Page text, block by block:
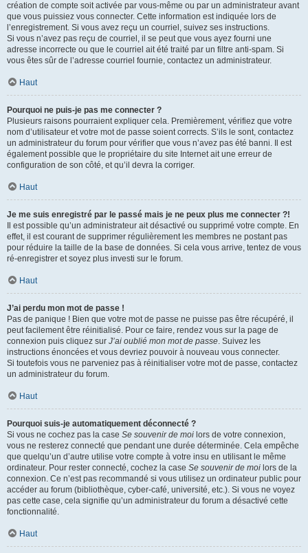
création de compte soit activée par vous-même ou par un administrateur avant
que vous puissiez vous connecter. Cette information est indiquée lors de
l’enregistrement. Si vous avez reçu un courriel, suivez ses instructions.
Si vous n’avez pas reçu de courriel, il se peut que vous ayez fourni une
adresse incorrecte ou que le courriel ait été traité par un filtre anti-spam. Si
vous êtes sûr de l’adresse courriel fournie, contactez un administrateur.
Haut
Pourquoi ne puis-je pas me connecter ?
Plusieurs raisons pourraient expliquer cela. Premièrement, vérifiez que votre
nom d’utilisateur et votre mot de passe soient corrects. S’ils le sont, contactez
un administrateur du forum pour vérifier que vous n’avez pas été banni. Il est
également possible que le propriétaire du site Internet ait une erreur de
configuration de son côté, et qu’il devra la corriger.
Haut
Je me suis enregistré par le passé mais je ne peux plus me connecter ?!
Il est possible qu’un administrateur ait désactivé ou supprimé votre compte. En
effet, il est courant de supprimer régulièrement les membres ne postant pas
pour réduire la taille de la base de données. Si cela vous arrive, tentez de vous
ré-enregistrer et soyez plus investi sur le forum.
Haut
J’ai perdu mon mot de passe !
Pas de panique ! Bien que votre mot de passe ne puisse pas être récupéré, il
peut facilement être réinitialisé. Pour ce faire, rendez vous sur la page de
connexion puis cliquez sur J’ai oublié mon mot de passe. Suivez les
instructions énoncées et vous devriez pouvoir à nouveau vous connecter.
Si toutefois vous ne parveniez pas à réinitialiser votre mot de passe, contactez
un administrateur du forum.
Haut
Pourquoi suis-je automatiquement déconnecté ?
Si vous ne cochez pas la case Se souvenir de moi lors de votre connexion,
vous ne resterez connecté que pendant une durée déterminée. Cela empêche
que quelqu’un d’autre utilise votre compte à votre insu en utilisant le même
ordinateur. Pour rester connecté, cochez la case Se souvenir de moi lors de la
connexion. Ce n’est pas recommandé si vous utilisez un ordinateur public pour
accéder au forum (bibliothèque, cyber-café, université, etc.). Si vous ne voyez
pas cette case, cela signifie qu’un administrateur du forum a désactivé cette
fonctionnalité.
Haut